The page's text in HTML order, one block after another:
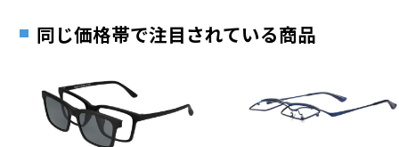
34.8g
※着脱式サングラス：デモレンズ、アタッチメント込みの重さ
タイプ
す。
お近くのZoff実店舗にて度数を測定いただけます（無料）。
その際は記入用紙をダウンロードしてお使いください。
同じ価格帯で注目されている商品